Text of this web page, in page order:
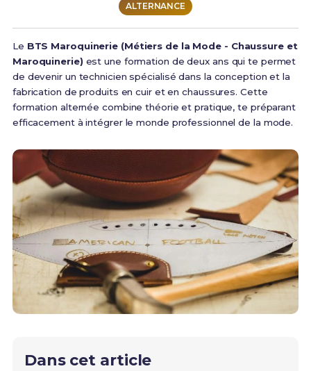
ALTERNANCE
Le BTS Maroquinerie (Métiers de la Mode - Chaussure et
Maroquinerie) est une formation de deux ans qui te permet
de devenir un technicien spécialisé dans la conception et la
fabrication de produits en cuir et en chaussures. Cette
formation alternée combine théorie et pratique, te préparant
efficacement à intégrer le monde professionnel de la mode.
Dans cet article